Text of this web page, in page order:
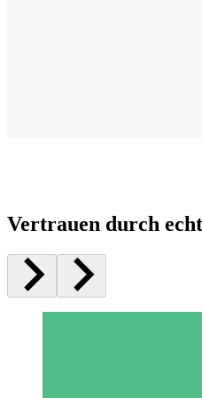
Vertrauen durch